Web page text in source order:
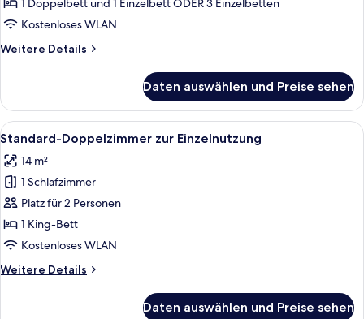
Dreibettzimmer
anzeigen
1 Doppelbett und 1 Einzelbett ODER 3 Einzelbetten
Kostenloses WLAN
Weitere Details
Weitere
Dreibettzimmer
Daten auswählen und Preise sehen
Alle
Fotos
für
Standard-
Doppelzimmer
zur
Einzelnutzung
Ein modernes Hotelzimmer mit
5
Standard-Doppelzimmer zur Einzelnutzung
14 m²
1 Schlafzimmer
Platz für 2 Personen
1 King-Bett
Kostenloses WLAN
Weitere Details
Weitere
Daten auswählen und Preise sehen